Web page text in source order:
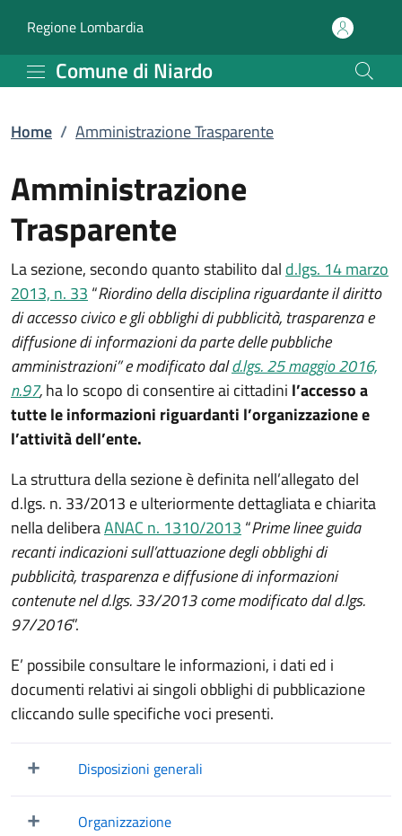
Amministrazione
Regione Lombardia(apre in un'altra scheda).
Comune di Niardo
Home / Amministrazione Trasparente
Amministrazione
Trasparente
La sezione, secondo quanto stabilito dal d.lgs. 14 marzo
2013, n. 33 “Riordino della disciplina riguardante il diritto
di accesso civico e gli obblighi di pubblicità, trasparenza e
diffusione di informazioni da parte delle pubbliche
amministrazioni” e modificato dald.lgs. 25 maggio 2016,
n.97,ha lo scopo di consentire ai cittadini l’accesso a
tutte le informazioni riguardanti l’organizzazione e
l’attività dell’ente.
La struttura della sezione è definita nell’allegato del
d.lgs. n. 33/2013 e ulteriormente dettagliata e chiarita
nella deliberaANAC n. 1310/2013 “Prime linee guida
recanti indicazioni sull’attuazione degli obblighi di
pubblicità, trasparenza e diffusione di informazioni
contenute nel d.lgs. 33/2013 come modificato dal d.lgs.
97/2016”.
E’ possibile consultare le informazioni, i dati ed i
documenti relativi ai singoli obblighi di pubblicazione
cliccando sulle specifiche voci presenti.
Mostra/Nascondi elementi figli
Disposizioni generali
Organizzazione